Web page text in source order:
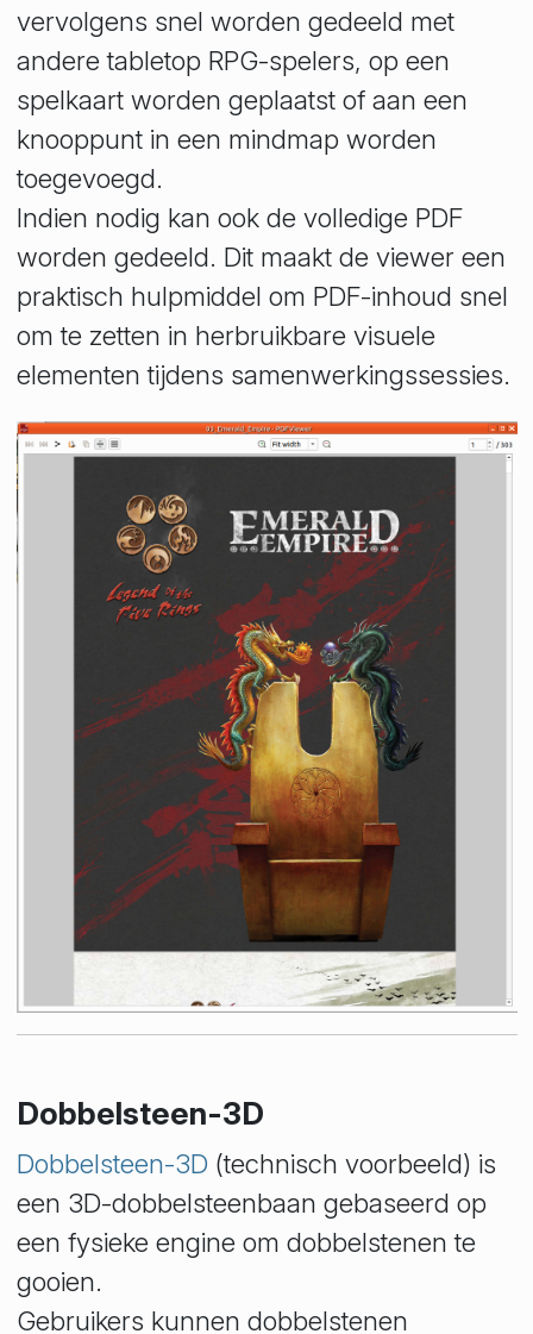
vervolgens snel worden gedeeld met
andere tabletop RPG-spelers, op een
spelkaart worden geplaatst of aan een
knooppunt in een mindmap worden
toegevoegd.
Indien nodig kan ook de volledige PDF
worden gedeeld. Dit maakt de viewer een
praktisch hulpmiddel om PDF-inhoud snel
om te zetten in herbruikbare visuele
elementen tijdens samenwerkingssessies.
Dobbelsteen-3D
Dobbelsteen-3D (technisch voorbeeld) is
een 3D-dobbelsteenbaan gebaseerd op
een fysieke engine om dobbelstenen te
gooien.
Gebruikers kunnen dobbelstenen